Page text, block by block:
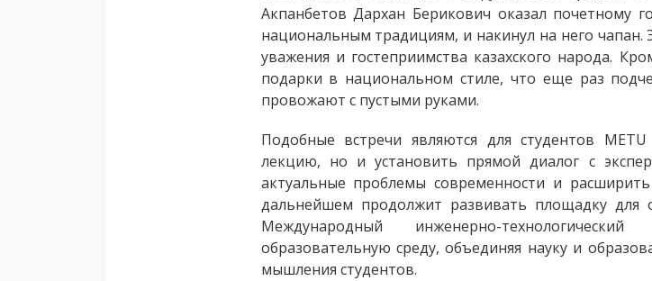
Акпанбетов Дархан Берикович оказал почетному
национальным традициям, и накинул на него
уважения и гостеприимства казахского народа.
подарки в национальном стиле, что еще раз
провожают с пустыми руками.
Подобные встречи являются для студентов
лекцию, но и установить прямой диалог с
актуальные проблемы современности и
дальнейшем продолжит развивать площадку для
Международный инженерно-
образовательную среду, объединяя науку и
мышления студентов.